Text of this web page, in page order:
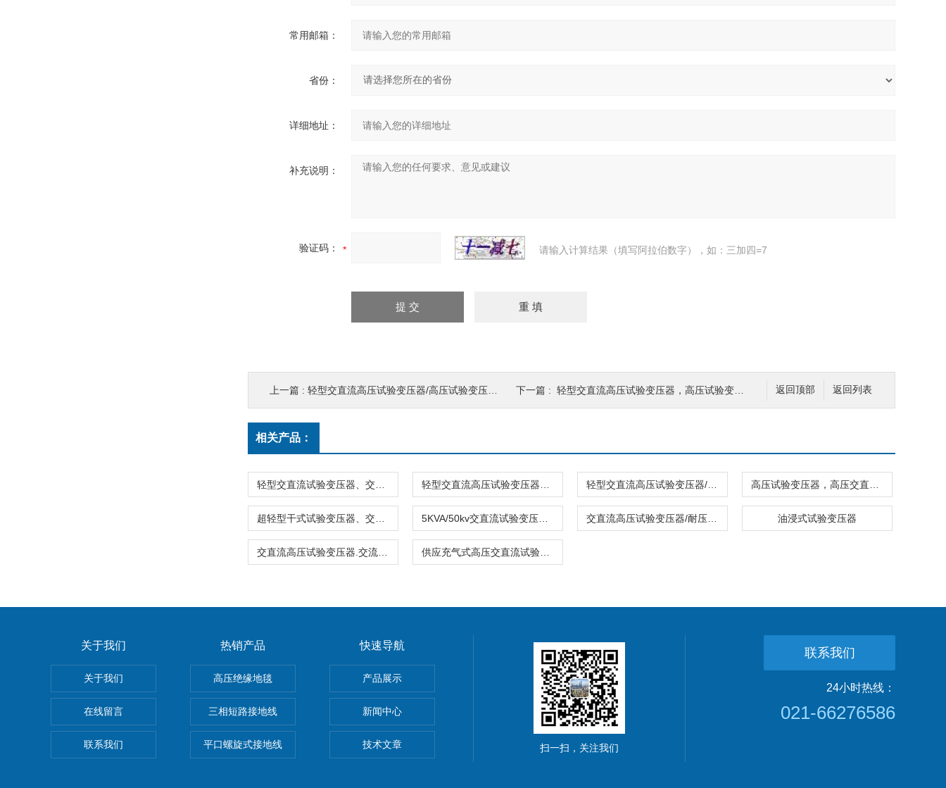
常用邮箱：
省份：
详细地址：
补充说明：
验证码： 请输入计算结果（填写阿拉伯数字），如：三加四=7
返回列表
返回顶部
上一篇 : 轻型交直流高压试验变压器/高压试验变压器/高压试验变压器价格 下一篇 : 轻型交直流高压试验变压器，高压试验变压器
相关产品：
油浸式试验变压器
关于我们
关于我们
在线留言
联系我们
热销产品
高压绝缘地毯
三相短路接地线
平口螺旋式接地线
快速导航
产品展示
新闻中心
技术文章 扫一扫，关注我们
联系我们
24小时热线：
021-66276586